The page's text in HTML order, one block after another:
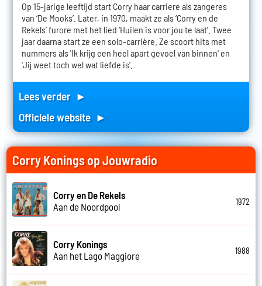
Op 15-jarige leeftijd start Corry haar carriere als zangeres
van ‘De Mooks’. Later, in 1970, maakt ze als ‘Corry en de
Rekels’ furore met het lied ‘Huilen is voor jou te laat’. Twee
jaar daarna start ze een solo-carrière. Ze scoort hits met
nummers als 'Ik krijg een heel apart gevoel van binnen' en
'Jij weet toch wel wat liefde is'.
Lees verder ►
Officiele website ►
Corry Konings op Jouwradio
Corry en De Rekels
Aan de Noordpool
1972
Corry Konings
Aan het Lago Maggiore
1988